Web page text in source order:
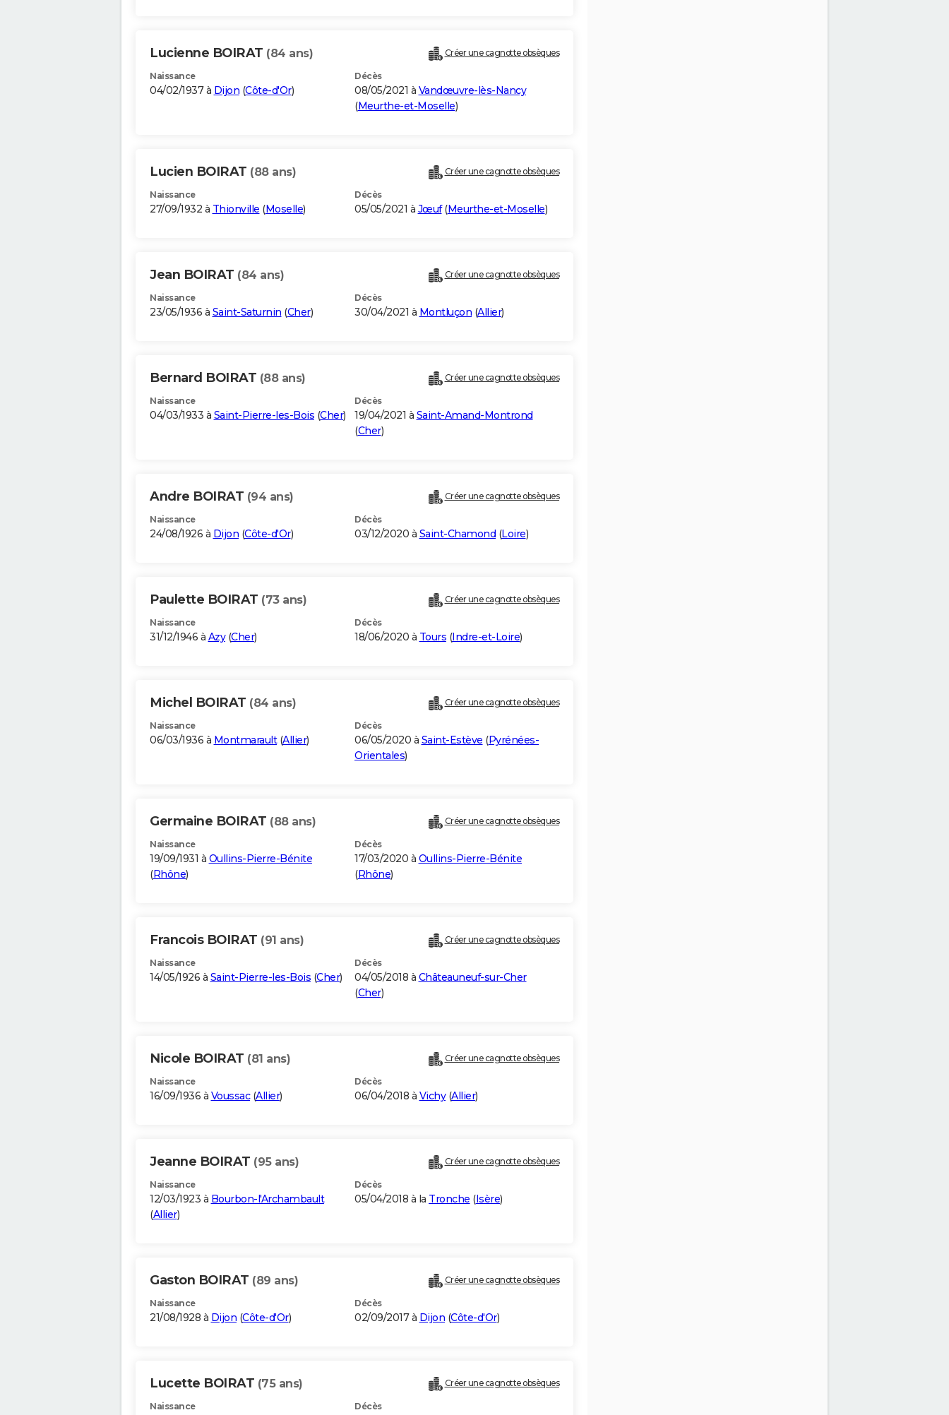
Lucienne BOIRAT (84 ans) Créer une cagnotte obsèques
Naissance
04/02/1937 à Dijon (Côte-d'Or)
Décès
08/05/2021 à Vandœuvre-lès-Nancy
(Meurthe-et-Moselle)
Lucien BOIRAT (88 ans) Créer une cagnotte obsèques
Naissance
27/09/1932 à Thionville (Moselle)
Décès
05/05/2021 à Jœuf(Meurthe-et-Moselle)
Jean BOIRAT (84 ans) Créer une cagnotte obsèques
Naissance
23/05/1936 à Saint-Saturnin (Cher)
Décès
30/04/2021 à Montluçon (Allier)
Bernard BOIRAT (88 ans) Créer une cagnotte obsèques
Naissance
04/03/1933 à Saint-Pierre-les-Bois (Cher)
Décès
19/04/2021 à Saint-Amand-Montrond
(Cher)
Andre BOIRAT (94 ans) Créer une cagnotte obsèques
Naissance
24/08/1926 à Dijon (Côte-d'Or)
Décès
03/12/2020 à Saint-Chamond (Loire)
Paulette BOIRAT (73 ans) Créer une cagnotte obsèques
Naissance
31/12/1946 à Azy(Cher)
Décès
18/06/2020 à Tours (Indre-et-Loire)
Michel BOIRAT (84 ans) Créer une cagnotte obsèques
Naissance
06/03/1936 à Montmarault(Allier)
Décès
06/05/2020 à Saint-Estève (Pyrénées-
Orientales)
Germaine BOIRAT (88 ans) Créer une cagnotte obsèques
Naissance
19/09/1931 à Oullins-Pierre-Bénite
(Rhône)
Décès
17/03/2020 à Oullins-Pierre-Bénite
(Rhône)
Francois BOIRAT (91 ans) Créer une cagnotte obsèques
Naissance
14/05/1926 à Saint-Pierre-les-Bois (Cher)
Décès
04/05/2018 à Châteauneuf-sur-Cher
(Cher)
Nicole BOIRAT (81 ans) Créer une cagnotte obsèques
Naissance
16/09/1936 à Voussac(Allier)
Décès
06/04/2018 à Vichy(Allier)
Jeanne BOIRAT (95 ans) Créer une cagnotte obsèques
Naissance
12/03/1923 à Bourbon-l'Archambault
(Allier)
Décès
05/04/2018 à la Tronche (Isère)
Gaston BOIRAT (89 ans) Créer une cagnotte obsèques
Naissance
21/08/1928 à Dijon (Côte-d'Or)
Décès
02/09/2017 à Dijon (Côte-d'Or)
Lucette BOIRAT (75 ans) Créer une cagnotte obsèques
Naissance Décès